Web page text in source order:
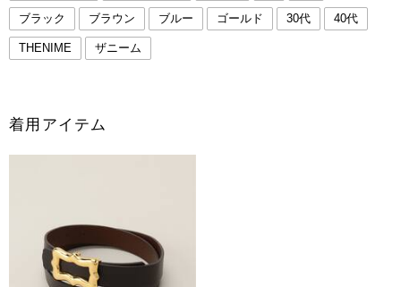
ブラック ブラウン ブルー ゴールド 30代 40代
THENIME ザニーム
着用アイテム